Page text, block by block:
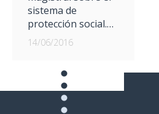
sistema de
protección social.…
14/06/2016